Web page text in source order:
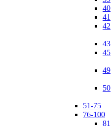
40
41
42
43
45
49
50
51-75
76-100
81